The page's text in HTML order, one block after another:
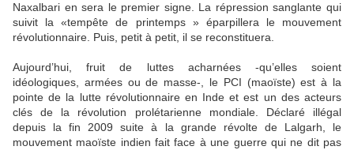
Naxalbari en sera le premier signe. La répression sanglante qui
suivit la «tempête de printemps » éparpillera le mouvement
révolutionnaire. Puis, petit à petit, il se reconstituera.
Aujourd’hui, fruit de luttes acharnées -qu’elles soient
idéologiques, armées ou de masse-, le PCI (maoïste) est à la
pointe de la lutte révolutionnaire en Inde et est un des acteurs
clés de la révolution prolétarienne mondiale. Déclaré illégal
depuis la fin 2009 suite à la grande révolte de Lalgarh, le
mouvement maoïste indien fait face à une guerre qui ne dit pas